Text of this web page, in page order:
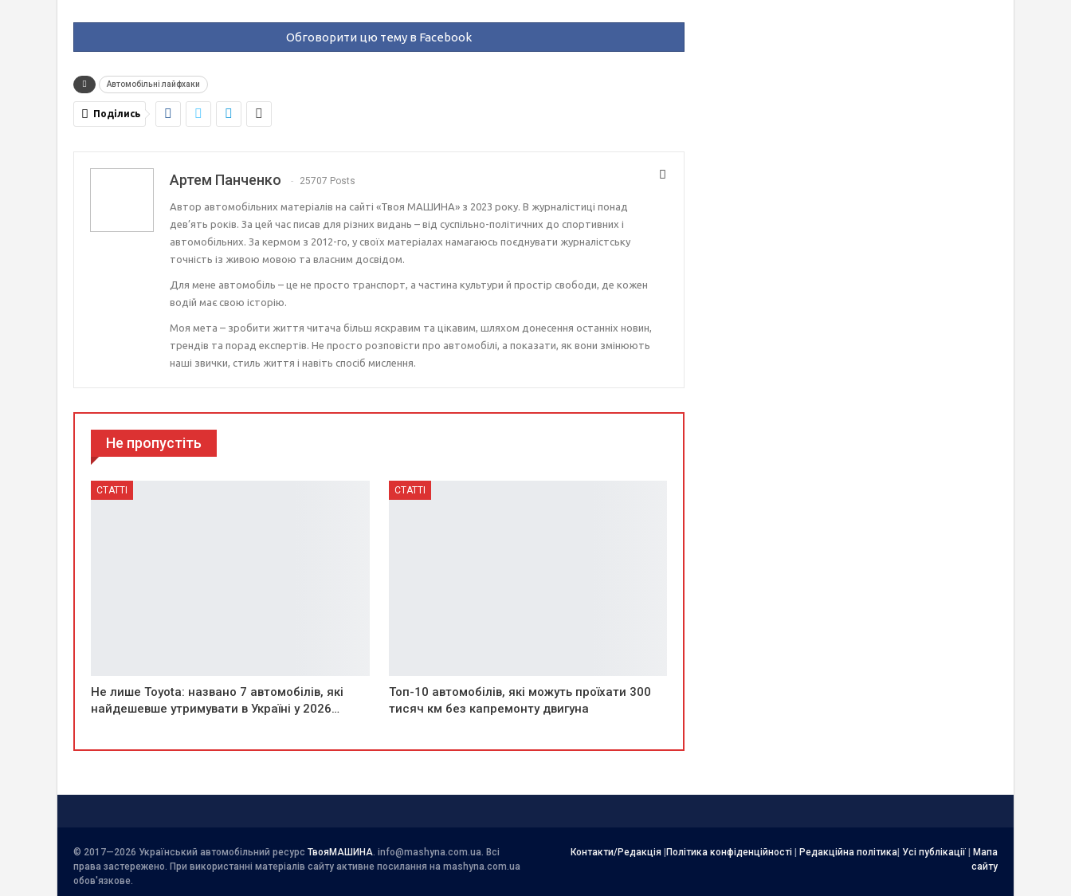
Обговорити цю тему в Facebook
Автомобільні лайфхаки
Поділись
Артем Панченко 25707 Posts
Автор автомобільних матеріалів на сайті «Твоя МАШИНА» з 2023 року. В журналістиці понад
дев’ять років. За цей час писав для різних видань – від суспільно-політичних до спортивних і
автомобільних. За кермом з 2012-го, у своїх матеріалах намагаюсь поєднувати журналістську
точність із живою мовою та власним досвідом.
Для мене автомобіль – це не просто транспорт, а частина культури й простір свободи, де кожен
водій має свою історію.
Моя мета – зробити життя читача більш яскравим та цікавим, шляхом донесення останніх новин,
трендів та порад експертів. Не просто розповісти про автомобілі, а показати, як вони змінюють
наші звички, стиль життя і навіть спосіб мислення.
Не пропустіть
СТАТТІ
Не лише Toyota: названо 7 автомобілів, які
найдешевше утримувати в Україні у 2026…
СТАТТІ
Топ-10 автомобілів, які можуть проїхати 300
тисяч км без капремонту двигуна
© 2017—2026 Український автомобільний ресурс ТвояМАШИНА info@mashyna.com.ua . Всі
права застережено. При використанні матеріалів сайту активне посилання на mashyna.com.ua
обов'язкове.
Контакти/Редакція |Політика конфіденційності | Редакційна політика| Усі публікації | Мапа
сайту